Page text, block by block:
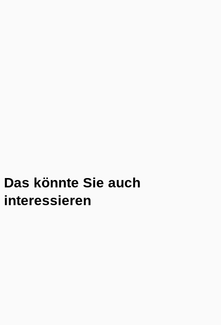
Das könnte Sie auch
interessieren